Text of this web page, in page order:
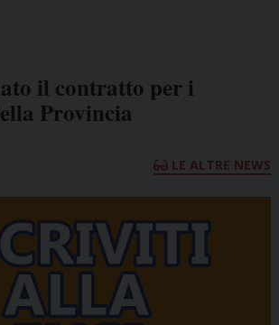
il contratto per i
Provincia
LE ALTRE NEWS